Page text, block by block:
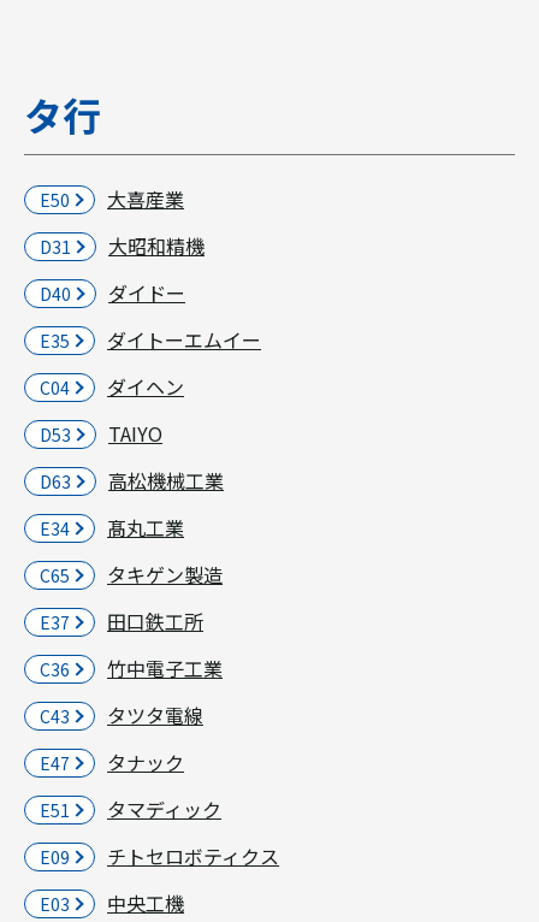
タ行
E50 大喜産業
D31 大昭和精機
D40 ダイドー
E35 ダイトーエムイー
C04 ダイヘン
D53 TAIYO
D63 高松機械工業
E34 髙丸工業
C65 タキゲン製造
E37 田口鉄工所
C36 竹中電子工業
C43 タツタ電線
E47 タナック
E51 タマディック
E09 チトセロボティクス
E03
中央工機